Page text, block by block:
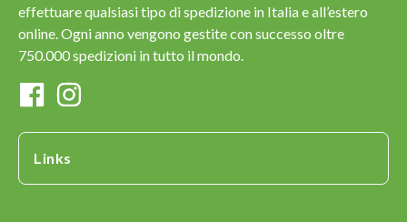
effettuare qualsiasi tipo di spedizione in Italia e all’estero
online. Ogni anno vengono gestite con successo oltre
750.000 spedizioni in tutto il mondo.
Links